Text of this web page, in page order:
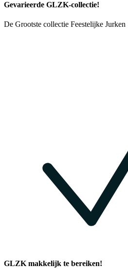
Gevarieerde GLZK-collectie!
De Grootste collectie Feestelijke Jurken
GLZK makkelijk te bereiken!